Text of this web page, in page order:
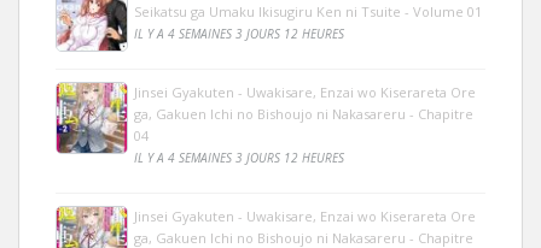
Seikatsu ga Umaku Ikisugiru Ken ni Tsuite - Volume 01
IL Y A 4 SEMAINES 3 JOURS 12 HEURES
Jinsei Gyakuten - Uwakisare, Enzai wo Kiserareta Ore
ga, Gakuen Ichi no Bishoujo ni Nakasareru - Chapitre
04
IL Y A 4 SEMAINES 3 JOURS 12 HEURES
Jinsei Gyakuten - Uwakisare, Enzai wo Kiserareta Ore
ga, Gakuen Ichi no Bishoujo ni Nakasareru - Chapitre